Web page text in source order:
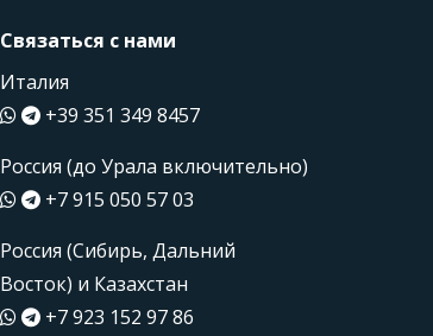
Связаться с нами
Италия
+39 351 349 8457
Россия (до Урала включительно)
+7 915 050 57 03
Россия (Сибирь, Дальний
Восток) и Казахстан
+7 923 152 97 86